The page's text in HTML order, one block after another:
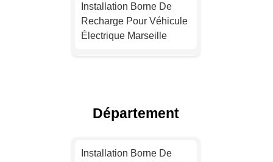
Installation Borne De
Recharge Pour Véhicule
Électrique Marseille
Électrique Toulouse
Département
Installation Borne De